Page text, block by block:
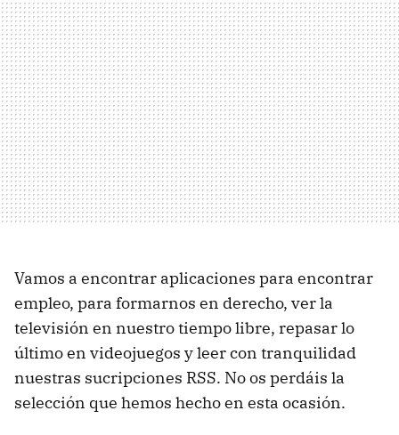
Vamos a encontrar aplicaciones para encontrar
empleo, para formarnos en derecho, ver la
televisión en nuestro tiempo libre, repasar lo
último en videojuegos y leer con tranquilidad
nuestras sucripciones RSS. No os perdáis la
selección que hemos hecho en esta ocasión.